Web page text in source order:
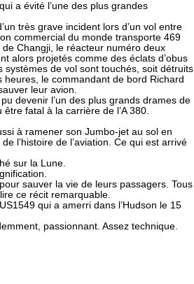
a évité l’une des plus grandes
très grave incident lors d’un vol entre
commercial du monde transporte 469
Changji, le réacteur numéro deux
alors projetés comme des éclats d’obus
de vol sont touchés, soit détruits
le commandant de bord Richard
leur avion.
devenir l’un des plus grands drames de
fatal à la carrière de l’A 380.
à ramener son Jumbo-jet au sol en
l’histoire de l’aviation. Ce qui est arrivé
sur la Lune.
sauver la vie de leurs passagers. Tous
ce récit remarquable.
qui a amerri dans l’Hudson le 15
passionnant. Assez technique.